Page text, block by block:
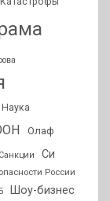
Наука
Олаф
Санкции
Си
России
Шоу-бизнес